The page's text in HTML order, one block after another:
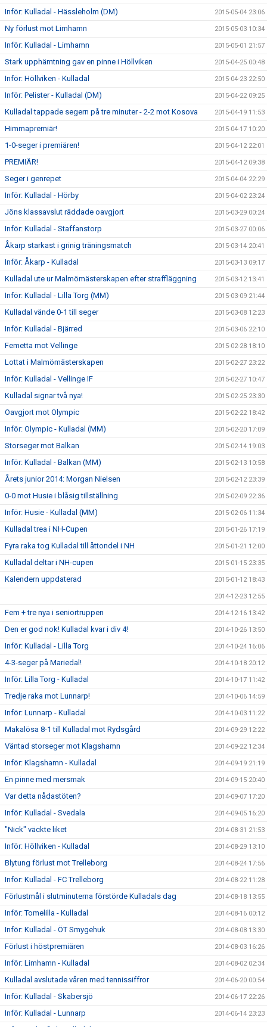
Inför: Kulladal - Hässleholm (DM) 2015-05-04 23:06
Ny förlust mot Limhamn 2015-05-03 10:34
Inför: Kulladal - Limhamn 2015-05-01 21:57
Stark upphämtning gav en pinne i Höllviken 2015-04-25 00:48
Inför: Höllviken - Kulladal 2015-04-23 22:50
Inför: Pelister - Kulladal (DM) 2015-04-22 09:25
Kulladal tappade segern på tre minuter - 2-2 mot Kosova 2015-04-19 11:53
Himmapremiär! 2015-04-17 10:20
1-0-seger i premiären! 2015-04-12 22:01
PREMIÄR! 2015-04-12 09:38
Seger i genrepet 2015-04-04 22:29
Inför: Kulladal - Hörby 2015-04-02 23:24
Jöns klassavslut räddade oavgjort 2015-03-29 00:24
Inför: Kulladal - Staffanstorp 2015-03-27 00:06
Åkarp starkast i grinig träningsmatch 2015-03-14 20:41
Inför: Åkarp - Kulladal 2015-03-13 09:17
Kulladal ute ur Malmömästerskapen efter straffläggning 2015-03-12 13:41
Inför: Kulladal - Lilla Torg (MM) 2015-03-09 21:44
Kulladal vände 0-1 till seger 2015-03-08 12:23
Inför: Kulladal - Bjärred 2015-03-06 22:10
Femetta mot Vellinge 2015-02-28 18:10
Lottat i Malmömästerskapen 2015-02-27 23:22
Inför: Kulladal - Vellinge IF 2015-02-27 10:47
Kulladal signar två nya! 2015-02-25 23:30
Oavgjort mot Olympic 2015-02-22 18:42
Inför: Olympic - Kulladal (MM) 2015-02-20 17:09
Storseger mot Balkan 2015-02-14 19:03
Inför: Kulladal - Balkan (MM) 2015-02-13 10:58
Årets junior 2014: Morgan Nielsen 2015-02-12 23:39
0-0 mot Husie i blåsig tillställning 2015-02-09 22:36
Inför: Husie - Kulladal (MM) 2015-02-06 11:34
Kulladal trea i NH-Cupen 2015-01-26 17:19
Fyra raka tog Kulladal till åttondel i NH 2015-01-21 12:00
Kulladal deltar i NH-cupen 2015-01-15 23:35
Kalendern uppdaterad 2015-01-12 18:43
2014-12-23 12:55
Fem + tre nya i seniortruppen 2014-12-16 13:42
Den er god nok! Kulladal kvar i div 4! 2014-10-26 13:50
Inför: Kulladal - Lilla Torg 2014-10-24 16:06
4-3-seger på Mariedal! 2014-10-18 20:12
Inför: Lilla Torg - Kulladal 2014-10-17 11:42
Tredje raka mot Lunnarp! 2014-10-06 14:59
Inför: Lunnarp - Kulladal 2014-10-03 11:22
Makalösa 8-1 till Kulladal mot Rydsgård 2014-09-29 12:22
Väntad storseger mot Klagshamn 2014-09-22 12:34
Inför: Klagshamn - Kulladal 2014-09-19 21:19
En pinne med mersmak 2014-09-15 20:40
Var detta nådastöten? 2014-09-07 17:20
Inför: Kulladal - Svedala 2014-09-05 16:20
"Nick" väckte liket 2014-08-31 21:53
Inför: Höllviken - Kulladal 2014-08-29 13:10
Blytung förlust mot Trelleborg 2014-08-24 17:56
Inför: Kulladal - FC Trelleborg 2014-08-22 11:28
Förlustmål i slutminuterna förstörde Kulladals dag 2014-08-18 13:55
Inför: Tomelilla - Kulladal 2014-08-16 00:12
Inför: Kulladal - ÖT Smygehuk 2014-08-08 13:30
Förlust i höstpremiären 2014-08-03 16:26
Inför: Limhamn - Kulladal 2014-08-02 02:34
Kulladal avslutade våren med tennissiffror 2014-06-20 00:54
Inför: Kulladal - Skabersjö 2014-06-17 22:26
Inför: Kulladal - Lunnarp 2014-06-14 23:23